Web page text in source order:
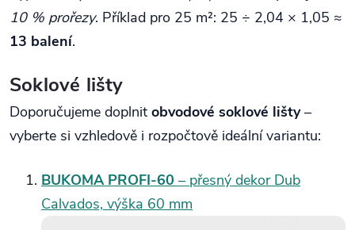
10 % prořezy. Příklad pro 25 m²: 25 ÷ 2,04 × 1,05 ≈
13 balení.
Soklové lišty
Doporučujeme doplnit obvodové soklové lišty–
vyberte si vzhledově i rozpočtově ideální variantu:
BUKOMA PROFI‑60 – přesný dekor Dub
Calvados, výška 60 mm